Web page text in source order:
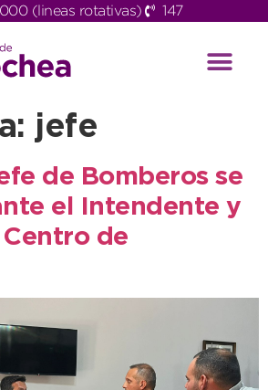
(lineas rotativas) 147
jefe
de Bomberos se
el Intendente y
de